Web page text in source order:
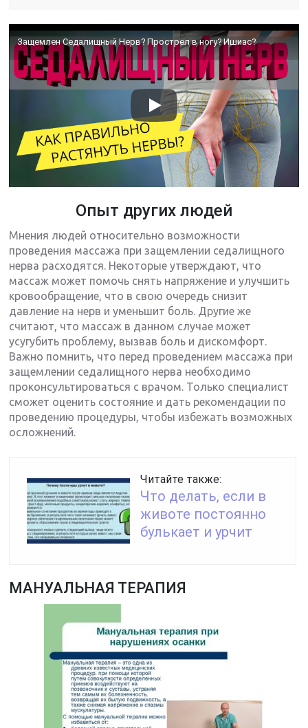
Защемлен Седалищный Нерв? Прострел в ногу? Ишиас?
Опыт других людей
Мнения людей относительно возможности
проведения массажа при защемлении седалищного
нерва расходятся. Некоторые утверждают, что
массаж может помочь снять напряжение и улучшить
кровообращение, что в свою очередь снизит
давление на нерв и уменьшит боль. Другие же
считают, что массаж в данном случае может
усугубить проблему, вызвав боль и дискомфорт.
Важно помнить, что перед проведением массажа при
защемлении седалищного нерва необходимо
проконсультироваться с врачом. Только специалист
сможет оценить состояние и дать рекомендации по
проведению процедуры, чтобы избежать возможных
осложнений.
Читайте также:
Что делать, если в
животе постоянно
булькает и урчит
МАНУАЛЬНАЯ ТЕРАПИЯ